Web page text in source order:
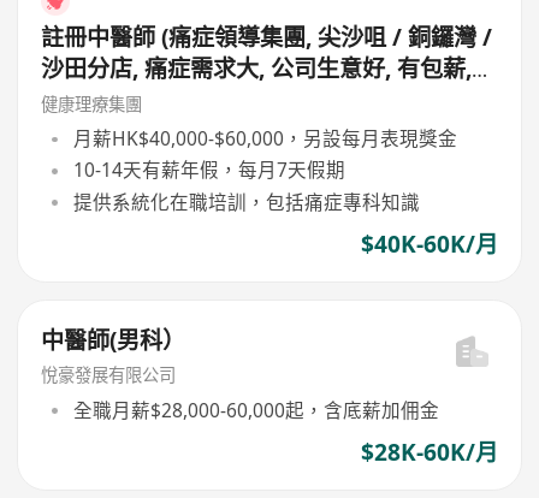
註冊中醫師 (痛症領導集團, 尖沙咀 / 銅鑼灣 /
沙田分店, 痛症需求大, 公司生意好, 有包薪,
無需走鋪, 主力問診, 無需落針及銷售)
健康理療集團
月薪HK$40,000-$60,000，另設每月表現獎金
10-14天有薪年假，每月7天假期
提供系統化在職培訓，包括痛症專科知識
$40K-60K/月
中醫師(男科）
悅豪發展有限公司
全職月薪$28,000-60,000起，含底薪加佣金
$28K-60K/月